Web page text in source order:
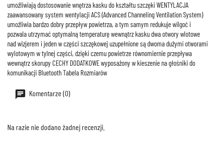
umożliwiają dostosowanie wnętrza kasku do kształtu szczęki WENTYLACJA
zaawansowany system wentylacji ACS (Advanced Channeling Ventilation System)
umożliwia bardzo dobry przepływ powietrza, a tym samym redukuje wilgoć i
pozwala utrzymać optymalną temperaturę wewnątrz kasku dwa otwory wlotowe
nad wizjerem i jeden w części szczękowej uzupełnione są dwoma dużymi otworami
wylotowym w tylnej części, dzięki czemu powietrze równomiernie przepływa
wewnątrz skorupy CECHY DODATKOWE wyposażony w kieszenie na głośniki do
komunikacji Bluetooth Tabela Rozmiarów
Komentarze (0)
Na razie nie dodano żadnej recenzji.